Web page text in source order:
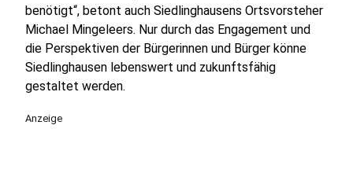
benötigt“, betont auch Siedlinghausens Ortsvorsteher
Michael Mingeleers. Nur durch das Engagement und
die Perspektiven der Bürgerinnen und Bürger könne
Siedlinghausen lebenswert und zukunftsfähig
gestaltet werden.
Anzeige